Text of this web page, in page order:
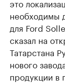
это
необходимы
для Ford
сказал на
Татарстана
нового
продукции в